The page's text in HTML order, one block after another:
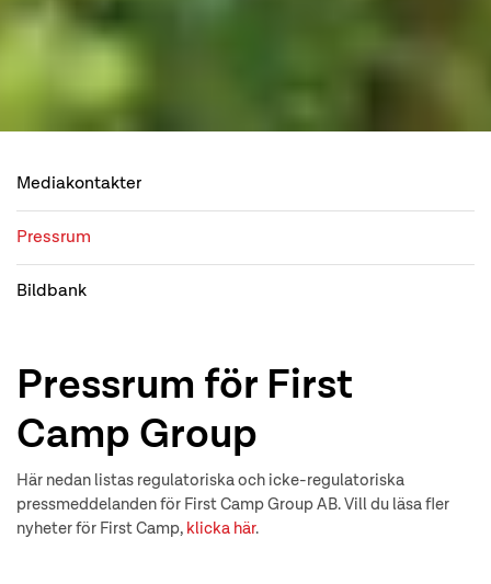
Mediakontakter
Pressrum
Bildbank
Pressrum för First
Camp Group
Här nedan listas regulatoriska och icke-regulatoriska
pressmeddelanden för First Camp Group AB. Vill du läsa fler
nyheter för First Camp, klicka här.